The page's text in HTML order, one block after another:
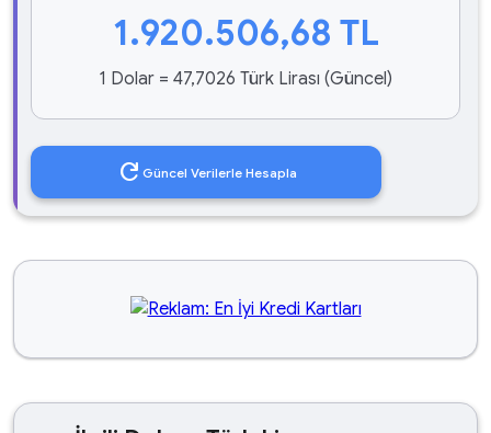
1.920.506,68 TL
1 Dolar = 47,7026 Türk Lirası (Güncel)
refresh Güncel Verilerle Hesapla